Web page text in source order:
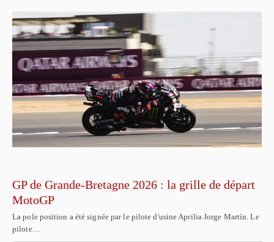
GP de Grande-Bretagne 2026 : la grille de départ
MotoGP
La pole position a été signée par le pilote d'usine Aprilia Jorge Martín. Le
pilote…